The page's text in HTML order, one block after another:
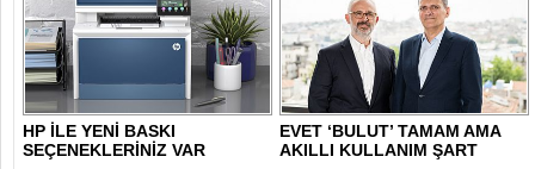
HP İLE YENİ BASKI
SEÇENEKLERİNİZ VAR
EVET ‘BULUT’ TAMAM AMA
AKILLI KULLANIM ŞART